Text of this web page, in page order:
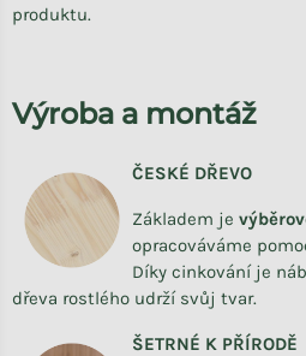
produktu.
Výroba a montáž
ČESKÉ DŘEVO
Základem je
opracováváme
Díky cinkování je
dřeva rostlého udrží svůj tvar.
ŠETRNÉ K PŘÍRODĚ